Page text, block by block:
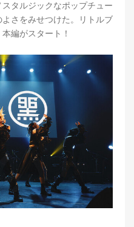
スタルジックなポップチュー
さをみせつけた。リトルブ
編がスタート！